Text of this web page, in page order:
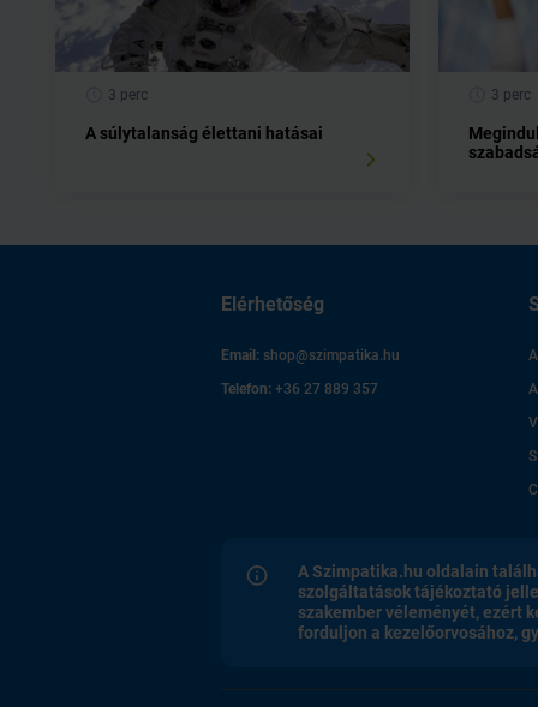
3 perc
A súlytalanság élettani hatásai
3 perc
Elérhetőség
Email: shop@szimpatika.hu
Telefon: +36 27 889 357
A Szimpatika.hu oldalain
szolgáltatások tájékoztató
szakember véleményét, ezért
forduljon a kezelőorvosához,